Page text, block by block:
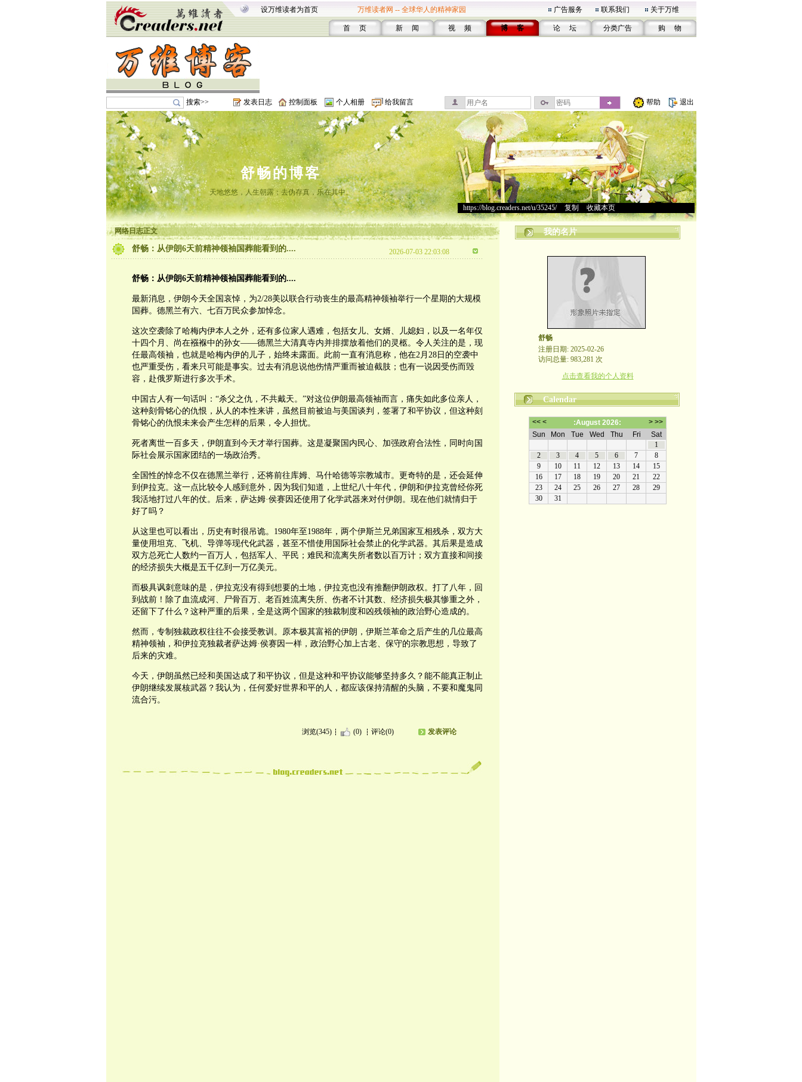
设万维读者为首页 万维读者网 -- 全球华人的精神家园 广告服务 联系我们 关于万维
首 页 新 闻 视 频 博 客 论 坛 分类广告 购 物
搜索>> 发表日志 控制面板 个人相册 给我留言 帮助 退出
舒畅的博客
天地悠悠，人生朝露；去伪存真，乐在其中。
https://blog.creaders.net/u/35245/> 复制 收藏本页
网络日志正文
舒畅：从伊朗6天前精神领袖国葬能看到的.... 2026-07-03 22:03:08
舒畅：从伊朗6天前精神领袖国葬能看到的....
最新消息，伊朗今天全国哀悼，为2/28美以联合行动丧生的最高精神领袖举行一个星期的大规模
国葬。德黑兰有六、七百万民众参加悼念。
这次空袭除了哈梅内伊本人之外，还有多位家人遇难，包括女儿、女婿、儿媳妇，以及一名年仅
十四个月、尚在襁褓中的孙女——德黑兰大清真寺内并排摆放着他们的灵柩。令人关注的是，现
任最高领袖，也就是哈梅内伊的儿子，始终未露面。此前一直有消息称，他在2月28日的空袭中
也严重受伤，看来只可能是事实。过去有消息说他伤情严重而被迫截肢；也有一说因受伤而毁
容，赴俄罗斯进行多次手术。
中国古人有一句话叫：“杀父之仇，不共戴天。”对这位伊朗最高领袖而言，痛失如此多位亲人，
这种刻骨铭心的仇恨，从人的本性来讲，虽然目前被迫与美国谈判，签署了和平协议，但这种刻
骨铭心的仇恨未来会产生怎样的后果，令人担忧。
死者离世一百多天，伊朗直到今天才举行国葬。这是凝聚国内民心、加强政府合法性，同时向国
际社会展示国家团结的一场政治秀。
全国性的悼念不仅在德黑兰举行，还将前往库姆、马什哈德等宗教城市。更奇特的是，还会延伸
到伊拉克。这一点比较令人感到意外，因为我们知道，上世纪八十年代，伊朗和伊拉克曾经你死
我活地打过八年的仗。后来，萨达姆·侯赛因还使用了化学武器来对付伊朗。现在他们就情归于
好了吗？
从这里也可以看出，历史有时很吊诡。1980年至1988年，两个伊斯兰兄弟国家互相残杀，双方大
量使用坦克、飞机、导弹等现代化武器，甚至不惜使用国际社会禁止的化学武器。其后果是造成
双方总死亡人数约一百万人，包括军人、平民；难民和流离失所者数以百万计；双方直接和间接
的经济损失大概是五千亿到一万亿美元。
而极具讽刺意味的是，伊拉克没有得到想要的土地，伊拉克也没有推翻伊朗政权。打了八年，回
到战前！除了血流成河、尸骨百万、老百姓流离失所、伤者不计其数、经济损失极其惨重之外，
还留下了什么？这种严重的后果，全是这两个国家的独裁制度和凶残领袖的政治野心造成的。
然而，专制独裁政权往往不会接受教训。原本极其富裕的伊朗，伊斯兰革命之后产生的几位最高
精神领袖，和伊拉克独裁者萨达姆·侯赛因一样，政治野心加上古老、保守的宗教思想，导致了
后来的灾难。
今天，伊朗虽然已经和美国达成了和平协议，但是这种和平协议能够坚持多久？能不能真正制止
伊朗继续发展核武器？我认为，任何爱好世界和平的人，都应该保持清醒的头脑，不要和魔鬼同
流合污。
浏览(345) (0) 评论(0) 发表评论
我的名片
舒畅
注册日期: 2025-02-26
访问总量: 983,281 次
点击查看我的个人资料
Calendar